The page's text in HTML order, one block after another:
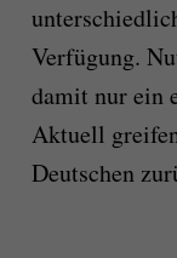
Verfügung.
damit nur ein
Aktuell
Deutschen